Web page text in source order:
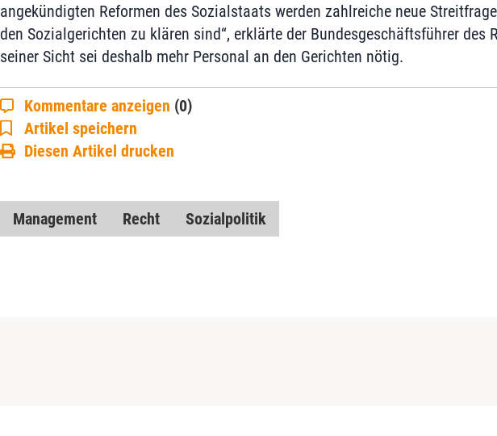
angekündigten Reformen des Sozialstaats werden zahlreiche neue
den Sozialgerichten zu klären sind“, erklärte der Bundesgeschäftsführer des
seiner Sicht sei deshalb mehr Personal an den Gerichten nötig.
Kommentare anzeigen (0)
Artikel speichern
Diesen Artikel drucken
Management Recht Sozialpolitik